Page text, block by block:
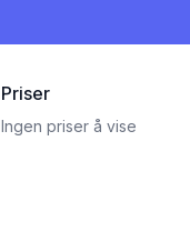
Priser
Ingen priser å vise